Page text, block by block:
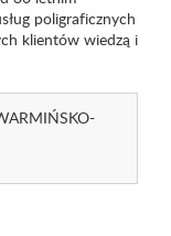
poligraficznych
klientów wiedzą i